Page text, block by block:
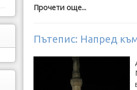
Прочети още...
Пътепис: Напред